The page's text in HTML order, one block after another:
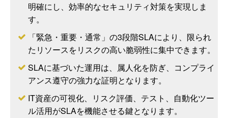
明確にし、効率的なセキュリティ対策を実現しま
す。
「緊急・重要・通常」の3段階SLAにより、限られ
たリソースをリスクの高い脆弱性に集中できます。
SLAに基づいた運用は、属人化を防ぎ、コンプライ
アンス遵守の強力な証明となります。
IT資産の可視化、リスク評価、テスト、自動化ツー
ル活用がSLAを機能させる鍵となります。